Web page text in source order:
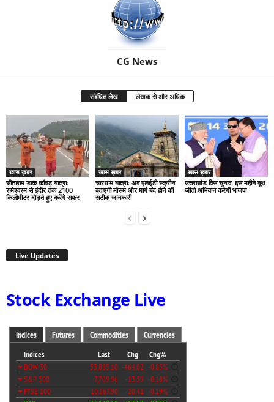
CG News
संबंधित लेख लेखक से और अधिक
खास ख़बर
सीताराम डाक कांवड़ यात्रा:
रामेश्वरम से इंदौर तक 2100
किलोमीटर दौड़ते हुए करेंगे सफर
खास ख़बर
चारधाम यात्रा: अब एलईडी स्क्रीन
बताएगी मौसम और मार्ग बंद होने की
सटीक जानकारी
खास ख़बर
उत्तराखंड विस चुनाव: इस महीने बूथ
जीतो अभियान करेगी भाजपा
Live Updates
Stock Exchange Live